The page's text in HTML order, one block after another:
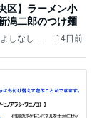
区】ラーメン小
潟二郎のつけ麺
しなしご
14日前